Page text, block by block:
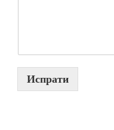
Испрати